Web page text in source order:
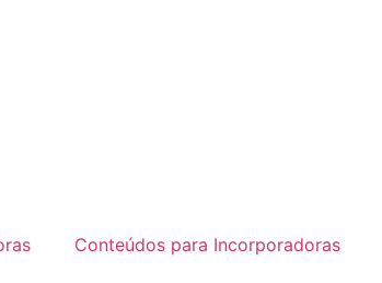
Conteúdos para Incorporadoras